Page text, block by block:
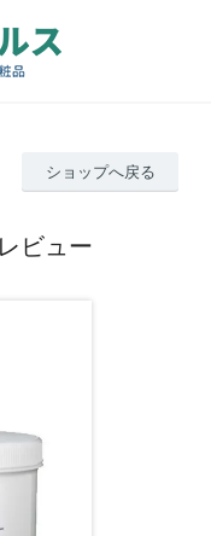
ショップへ戻る
ビュー